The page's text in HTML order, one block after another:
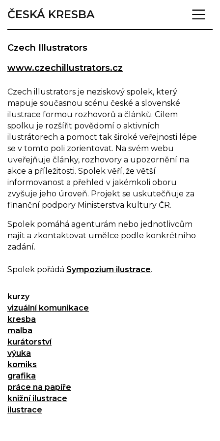
ČESKÁ KRESBA
Czech Illustrators
www.czechillustrators.cz
Czech illustrators je neziskový spolek, který
mapuje současnou scénu české a slovenské
ilustrace formou rozhovorů a článků. Cílem
spolku je rozšířit povědomí o aktivních
ilustrátorech a pomoct tak široké veřejnosti lépe
se v tomto poli zorientovat. Na svém webu
uveřejňuje články, rozhovory a upozornění na
akce a příležitosti. Spolek věří, že větší
informovanost a přehled v jakémkoli oboru
zvyšuje jeho úroveň. Projekt se uskutečňuje za
finanční podpory Ministerstva kultury ČR.
Spolek pomáhá agenturám nebo jednotlivcům
najít a zkontaktovat umělce podle konkrétního
zadání.
Spolek pořádá Sympozium ilustrace.
kurzy
vizuální komunikace
kresba
malba
kurátorství
výuka
komiks
grafika
práce na papíře
knižní ilustrace
ilustrace